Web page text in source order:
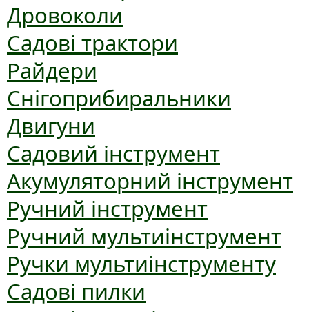
Дровоколи
Садові трактори
Райдери
Снігоприбиральники
Двигуни
Садовий інструмент
Акумуляторний інструмент
Ручний інструмент
Ручний мультиінструмент
Ручки мультиінструменту
Садові пилки